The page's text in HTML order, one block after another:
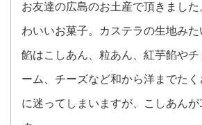
お友達の広島のお土産で頂きまし
わいいお菓子。カステラの生地み
餡はこしあん、粒あん、紅芋餡やチ
ーム、チーズなど和から洋までた
に迷ってしまいますが、こしあん